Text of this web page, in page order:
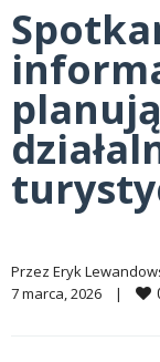
Przez Eryk
7 marca, 2026
|